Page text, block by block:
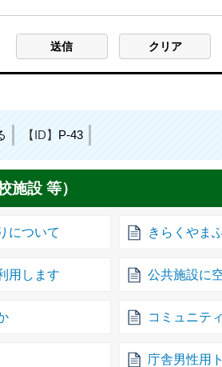
【ID】 P-43
施設 等）
について きらくやま
用します 公共施設に
コミュニテ
庁舎男性用